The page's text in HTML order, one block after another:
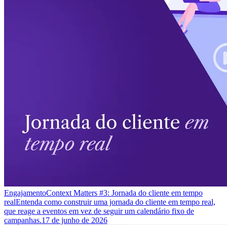
EngajamentoContext Matters #3: Jornada do cliente em tempo
realEntenda como construir uma jornada do cliente em tempo real,
que reage a eventos em vez de seguir um calendário fixo de
campanhas.17 de junho de 2026